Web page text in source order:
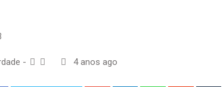
- 4 anos ago